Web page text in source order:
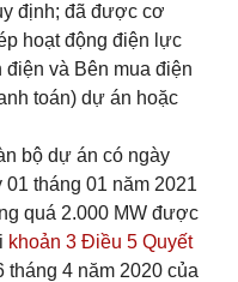
định; đã được cơ
hoạt động điện lực
và Bên mua điện
toán) dự án hoặc
bộ dự án có ngày
tháng 01 năm 2021
quá 2.000 MW được
khoản 3 Điều 5 Quyết
tháng 4 năm 2020 của